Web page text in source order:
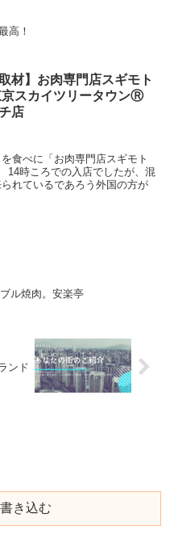
高！
取材】お肉専門店スギモト
京スカイツリータウンⓇ
店
食べに「お肉専門店スギモト
時ころでの入店でしたが、混
れているであろう外国の方が
ル焼肉。安楽亭
ンド
き込む